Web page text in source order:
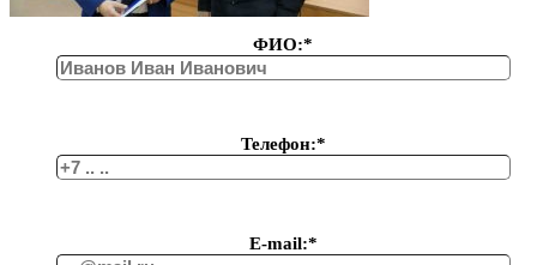
ФИО:*
Телефон:*
Е-mail:*